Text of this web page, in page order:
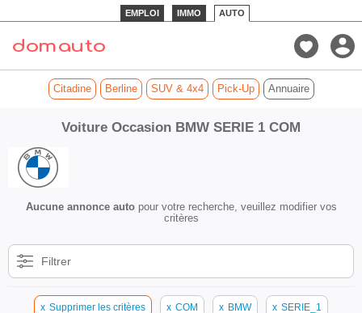
EMPLOI IMMO AUTO
Citadine Berline SUV & 4x4 Pick-Up Annuaire
Voiture Occasion BMW SERIE 1 COM
Aucune annonce autopour votre recherche, veuillez modifier vos
critères
Filtrer
x Supprimer les critères x COM x BMW x SERIE_1